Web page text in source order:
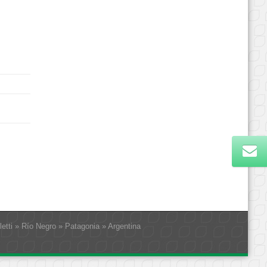
» Río Negro » Patagonia » Argentina